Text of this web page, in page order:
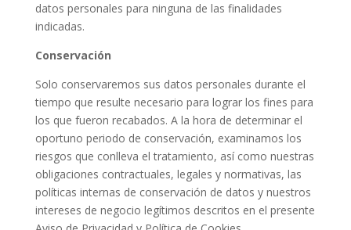
datos personales para ninguna de las finalidades
indicadas.
Conservación
Solo conservaremos sus datos personales durante el
tiempo que resulte necesario para lograr los fines para
los que fueron recabados. A la hora de determinar el
oportuno periodo de conservación, examinamos los
riesgos que conlleva el tratamiento, así como nuestras
obligaciones contractuales, legales y normativas, las
políticas internas de conservación de datos y nuestros
intereses de negocio legítimos descritos en el presente